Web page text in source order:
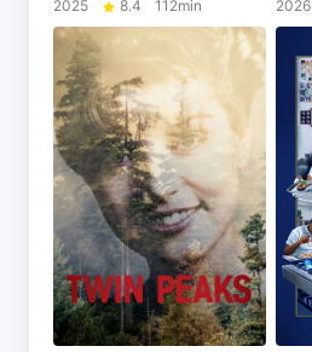
2025
8.4 112min
2026